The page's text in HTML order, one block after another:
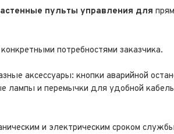
пульты управления для
потребностями заказчика.
аксессуары: кнопки аварийной
лампы и перемычки для удобной
и электрическим сроком